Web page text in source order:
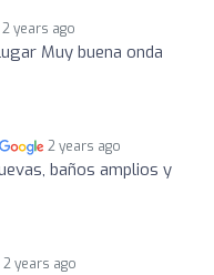
2 years ago
Muy buena onda
2 years ago
baños amplios y
2 years ago